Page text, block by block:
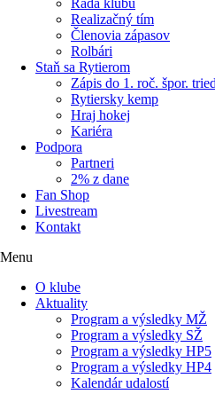
Rada klubu
Realizačný tím
Členovia zápasov
Rolbári
Staň sa Rytierom
Zápis do 1. roč. špor.
Rytiersky kemp
Hraj hokej
Kariéra
Podpora
Partneri
2% z dane
Fan Shop
Livestream
Kontakt
Menu
O klube
Aktuality
Program a výsledky MŽ
Program a výsledky SŽ
Program a výsledky HP5
Program a výsledky HP4
Kalendár udalostí